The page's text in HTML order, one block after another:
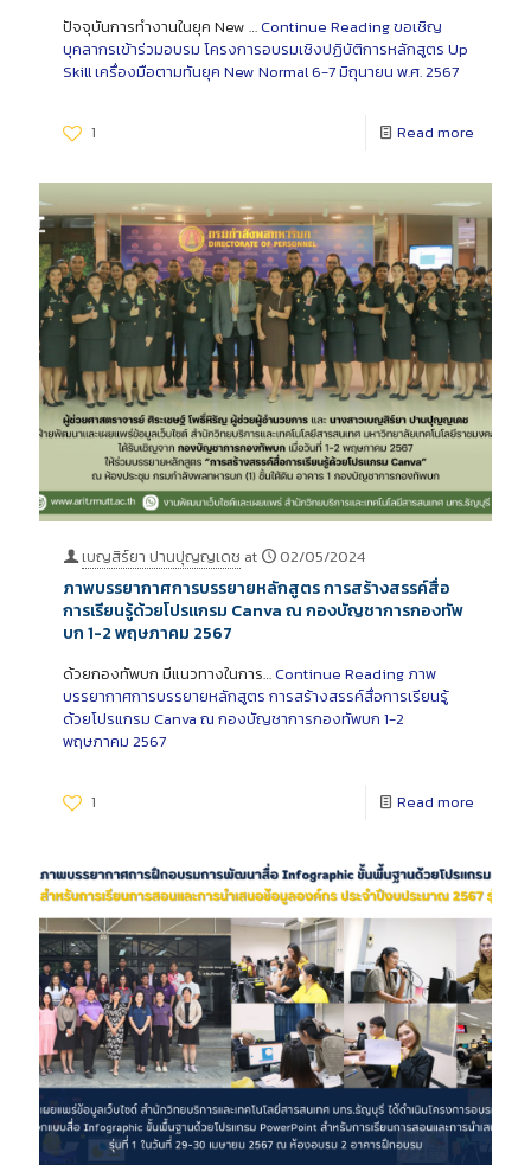
ปัจจุบันการทำงานในยุค New … Continue Readingขอเชิญ
บุคลากรเข้าร่วมอบรม โครงการอบรมเชิงปฏิบัติการหลักสูตร Up
Skill เครื่องมือตามทันยุค New Normal 6-7 มิถุนายน พ.ศ. 2567
1 Read more
เบญสิร์ยา ปานปุญญเดช at 02/05/2024
ภาพบรรยากาศการบรรยายหลักสูตร การสร้างสรรค์สื่อ
การเรียนรู้ด้วยโปรแกรม Canva ณ กองบัญชาการกองทัพ
บก 1-2 พฤษภาคม 2567
ด้วยกองทัพบก มีแนวทางในการ… Continue Reading ภาพ
บรรยากาศการบรรยายหลักสูตร การสร้างสรรค์สื่อการเรียนรู้
ด้วยโปรแกรม Canva ณ กองบัญชาการกองทัพบก 1-2
พฤษภาคม 2567
1 Read more